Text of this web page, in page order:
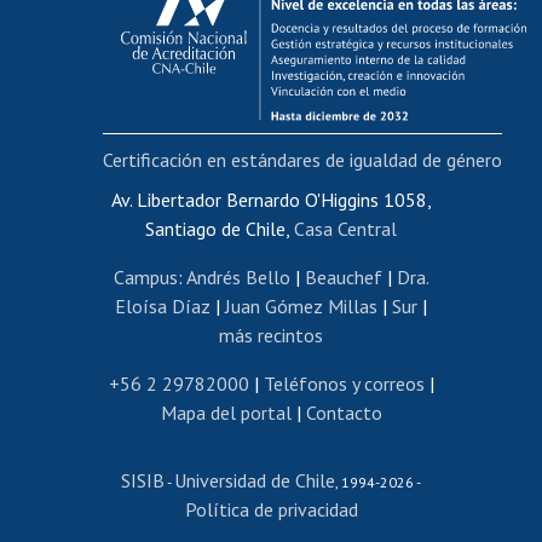
Postulación al AUCAI
Funcionarias/os
Cursos internos de capacitación
Bienestar del personal
Portal de movilidad interna
Certificado de renta
Certificado de renta honorarios
Editar páginas blancas
Extranjeras/os
Revalidación y reconocimiento de títulos
Postulación al Programa de Movilidad Estudiantil
Cursos de español
Av. Libertador Bernardo O'Higgins 1058,
Santiago de Chile, Casa Central
Campus: Andrés Bello | Beauchef| Dra.
Eloísa Díaz |Juan Gómez Millas | Sur |
más recintos
+56 2 29782000 | Teléfonos y correos |
Mapa del portal| Contacto
SISIB - Universidad de Chile, 1994-2026 -
Política de privacidad
Certificación en estándares de igualdad de género